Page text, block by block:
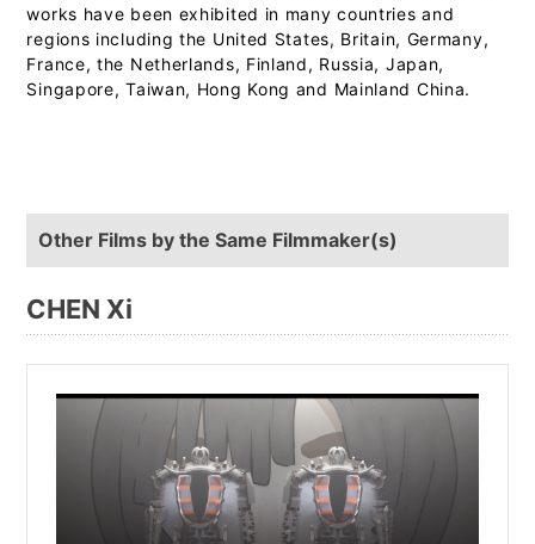
works have been exhibited in many countries and
regions including the United States, Britain, Germany,
France, the Netherlands, Finland, Russia, Japan,
Singapore, Taiwan, Hong Kong and Mainland China.
Other Films by the Same Filmmaker(s)
CHEN Xi